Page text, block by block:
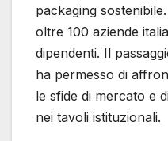
packaging
oltre 100 aziende
dipendenti. Il
ha permesso di
le sfide di mercato e
nei tavoli istituzionali.